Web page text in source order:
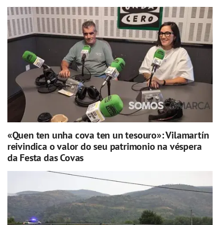
«Quen ten unha cova ten un tesouro»: Vilamartín
reivindica o valor do seu patrimonio na véspera
da Festa das Covas